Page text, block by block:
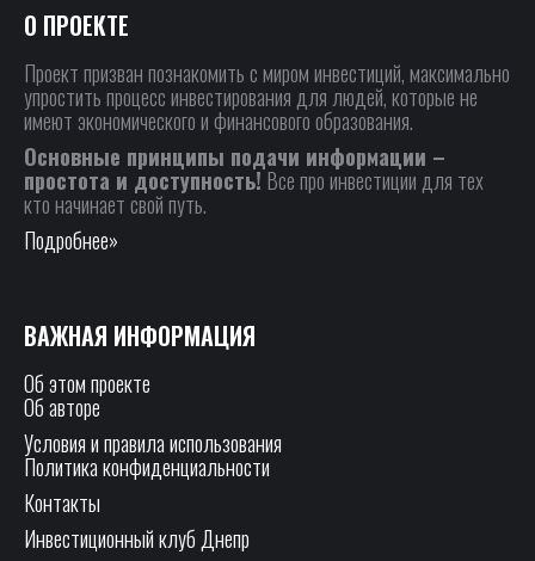
О ПРОЕКТЕ
Проект призван познакомить с миром инвестиций, максимально
упростить процесс инвестирования для людей, которые не
имеют экономического и финансового образования.
Основные принципы подачи информации –
простота и доступность!Все про инвестиции для тех
кто начинает свой путь.
Подробнее»
ВАЖНАЯ ИНФОРМАЦИЯ
Об этом проекте
Об авторе
Условия и правила использования
Политика конфиденциальности
Контакты
Инвестиционный клуб Днепр